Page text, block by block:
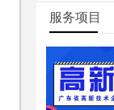
服务项目